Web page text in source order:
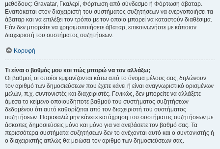
μεθόδους: Gravatar, Γκαλερί, Φόρτωση από σύνδεσμο ή Φόρτωση άβαταρ.
Εναπόκειται στον διαχειριστή του συστήματος συζητήσεων να ενεργοποιήσει τα
άβαταρ και να επιλέξει τον τρόπο με τον οποίο μπορεί να καταστούν διαθέσιμα.
Εάν δεν μπορείτε να χρησιμοποιήσετε άβαταρ, επικοινωνήστε με κάποιον
διαχειριστή του συστήματος συζητήσεων.
Κορυφή
Τι είναι ο βαθμός μου και πώς μπορώ να τον αλλάξω;
Οι βαθμοί, οι οποίοι εμφανίζονται κάτω από το όνομα μέλους σας, δηλώνουν
τον αριθμό των δημοσιεύσεων που έχετε κάνει ή είναι αναγνωριστικό ορισμένων
μελών, π.χ. συντονιστές και διαχειριστές. Γενικώς, δεν μπορείτε να αλλάξετε
άμεσα το κείμενο οποιουδήποτε βαθμού του συστήματος συζητήσεων
δεδομένου ότι αυτό καθορίζεται από τον διαχειριστή του συστήματος
συζητήσεων. Παρακαλώ μην κάνετε κατάχρηση του συστήματος συζητήσεων με
άσκοπες δημοσιεύσεις μόνο και μόνο για να ανεβάσετε τον βαθμό σας. Τα
περισσότερα συστήματα συζητήσεων δεν το ανέχονται αυτό και ο συντονιστής ή
ο διαχειριστής απλώς θα μειώσει τον αριθμό των δημοσιεύσεων σας.